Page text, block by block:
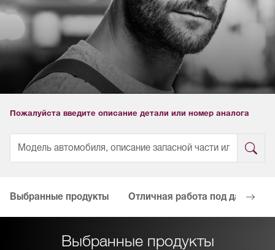
Пожалуйста введите описание детали или номер аналога
Выбранные продукты Отличная работа под
Выбранные продукты